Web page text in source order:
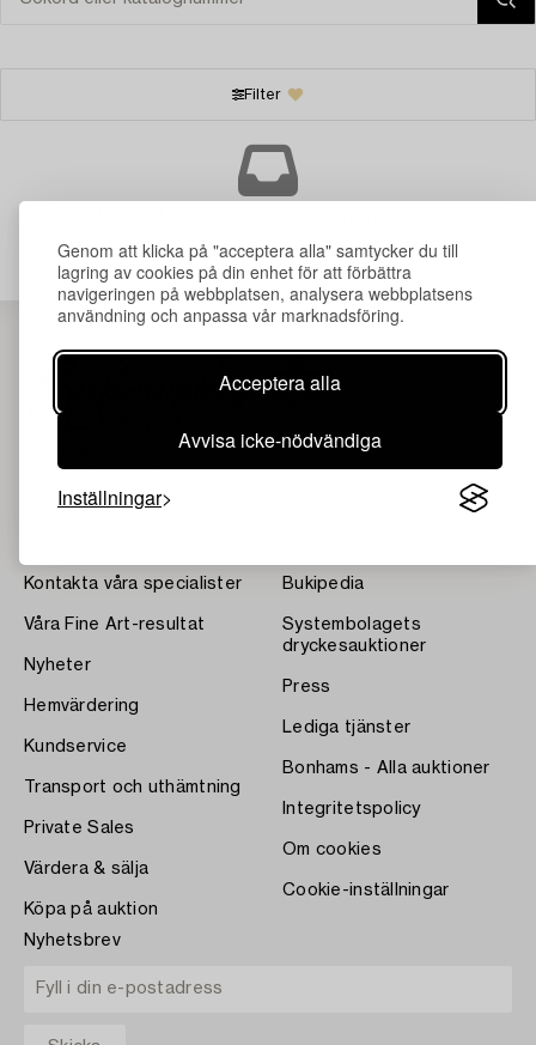
Genom att klicka på "acceptera alla" samtycker du till
lagring av cookies på din enhet för att förbättra
navigeringen på webbplatsen, analysera webbplatsens
användning och anpassa vår marknadsföring.
Acceptera alla
Avvisa icke-nödvändiga
Inställningar
Filter
Kontakta våra specialister
Våra Fine Art-resultat
Nyheter
Hemvärdering
Kundservice
Transport och uthämtning
Private Sales
Värdera & sälja
Köpa på auktion
Bukipedia
Systembolagets
dryckesauktioner
Press
Lediga tjänster
Bonhams - Alla auktioner
Integritetspolicy
Om cookies
Cookie-inställningar
Nyhetsbrev